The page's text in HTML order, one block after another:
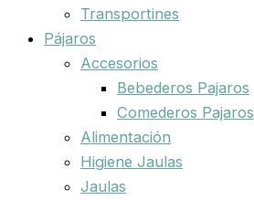
Transportines
Pájaros
Accesorios
Bebederos Pajaros
Comederos Pajaros
Alimentación
Higiene Jaulas
Jaulas